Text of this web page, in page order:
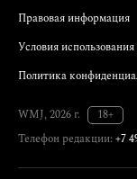
Правовая информация
Условия использования
Политика
WMJ, 2026 г.
18+
Телефон редакции: +7